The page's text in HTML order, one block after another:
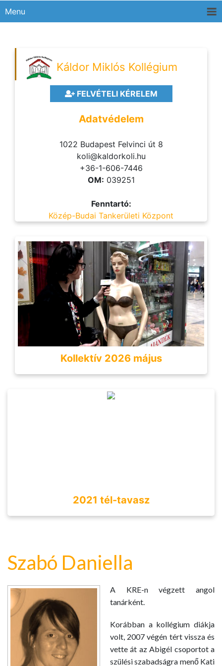
Menu
Káldor Miklós Kollégium
FELVÉTELI KÉRELEM
Adatvédelem
1022 Budapest Felvinci út 8
koli@kaldorkoli.hu
+36-1-606-7446
OM: 039251
Fenntartó:
Közép-Budai Tankerületi Központ
Kollektív 2026 május
2021 tél-tavasz
Szabó Daniella
A KRE-n végzett angol
tanárként.
Korábban a kollégium diákja
volt, 2007 végén tért vissza és
vette át az Abigél csoportot a
szülési szabadságra menő Kati